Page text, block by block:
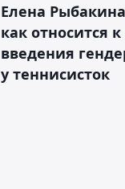
Елена
как относится
введения
у теннисисток